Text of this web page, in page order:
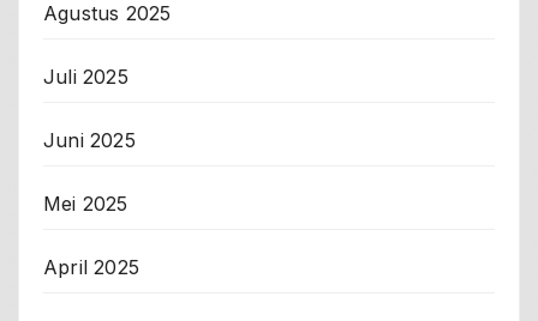
Agustus 2025
Juli 2025
Juni 2025
Mei 2025
April 2025